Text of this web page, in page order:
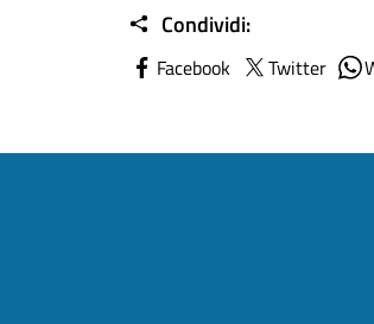
Condividi:
Facebook Twitter